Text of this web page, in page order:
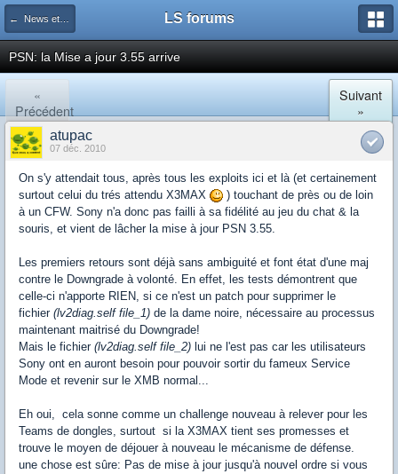
← News et actualités postées sur LS LS forums
PSN: la Mise a jour 3.55 arrive
«
Précédent
Suivant
»
atupac
07 déc. 2010
On s'y attendait tous, après tous les exploits ici et là (et certainement
surtout celui du trés attendu X3MAX
) touchant de près ou de loin
à un CFW. Sony n'a donc pas failli à sa fidélité au jeu du chat & la
souris, et vient de lâcher la mise à jour PSN 3.55.
Les premiers retours sont déjà sans ambiguité et font état d'une maj
contre le Downgrade à volonté. En effet, les tests démontrent que
celle-ci n'apporte RIEN, si ce n'est un patch pour supprimer le
fichier (lv2diag.self file_1) de la dame noire, nécessaire au processus
maintenant maitrisé du Downgrade!
Mais le fichier (lv2diag.self file_2) lui ne l'est pas car les utilisateurs
Sony ont en auront besoin pour pouvoir sortir du fameux Service
Mode et revenir sur le XMB normal...
Eh oui, cela sonne comme un challenge nouveau à relever pour les
Teams de dongles, surtout si la X3MAX tient ses promesses et
trouve le moyen de déjouer à nouveau le mécanisme de défense.
une chose est sûre: Pas de mise à jour jusqu'à nouvel ordre si vous